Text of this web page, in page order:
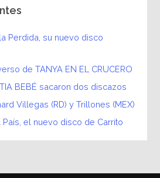
Perdida, su nuevo disco
de TANYA EN EL CRUCERO
BEBÉ sacaron dos discazos
Villegas (RD) y Trillones (MEX)
el nuevo disco de Carrito